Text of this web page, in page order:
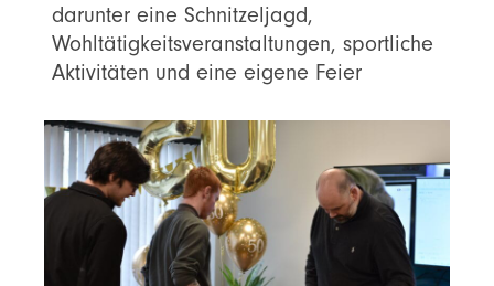
darunter eine Schnitzeljagd,
Wohltätigkeitsveranstaltungen, sportliche
Aktivitäten und eine eigene Feier